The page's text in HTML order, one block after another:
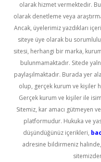
olarak hizmet vermektedir.
olarak denetleme veya
Ancak, üyelerimiz yazdıkları
siteye üye olarak bu
sitesi, herhangi bir marka,
bulunmamaktadır. Sitede
paylaşılmaktadır. Burada yer
olup, gerçek kurum ve kişiler
Gerçek kurum ve kişiler ile
Sitemiz, kar amacı gütmeyen
platformudur. Hukuka ve
düşündüğünüz içerikleri,
adresine bildirmeniz